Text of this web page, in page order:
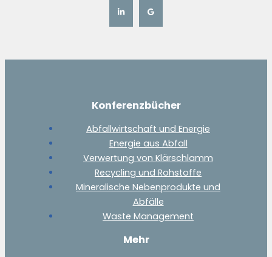
Konferenzbücher
Abfallwirtschaft und Energie
Energie aus Abfall
Verwertung von Klärschlamm
Recycling und Rohstoffe
Mineralische Nebenprodukte und
Abfälle
Waste Management
Mehr